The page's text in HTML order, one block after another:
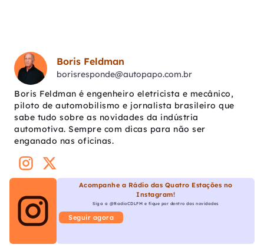
Boris Feldman
borisresponde@autopapo.com.br
Boris Feldman é engenheiro eletricista e mecânico,
piloto de automobilismo e jornalista brasileiro que
sabe tudo sobre as novidades da indústria
automotiva. Sempre com dicas para não ser
enganado nas oficinas.
Acompanhe a Rádio das Quatro Estações no
Instagram!
Siga a @RadioCDLFM e fique por dentro das novidades
Seguir agora